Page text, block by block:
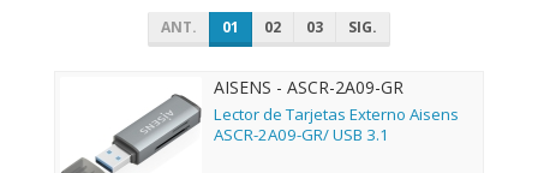
ANT. 01 02 03 SIG.
AISENS - ASCR-2A09-GR
Lector de Tarjetas Externo Aisens
ASCR-2A09-GR/ USB 3.1